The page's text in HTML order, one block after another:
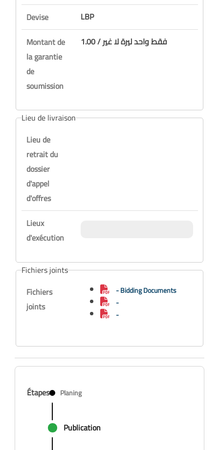
Devise
LBP
Montant de
la garantie
de
soumission
1.00 / فقط واحد ليرة لا غير
Lieu de livraison
Lieu de
retrait du
dossier
d'appel
d'offres
Lieux
d'exécution
Fichiers joints
Fichiers
joints
- Bidding Documents
-
-
Étapes Planing
Publication